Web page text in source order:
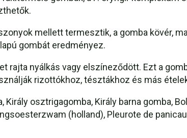
a következő recept szerint készítsük el:
eryngii fokhagymával & Zöldhagymás
mellett termesztik, a gomba kövér,
gombát eredményez.
rajta nyálkás vagy elszíneződött. Ezt a
rizottókhoz, tésztákhoz és más
Király osztrigagomba, Király barna gomba,
(holland), Pleurote de